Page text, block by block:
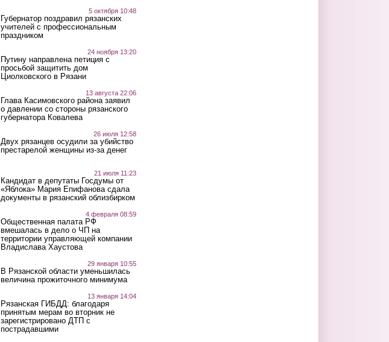
5 октября 10:48
Губернатор поздравил рязанских
учителей с профессиональным
праздником
24 ноября 13:20
Путину направлена петиция с
просьбой защитить дом
Циолковского в Рязани
13 августа 22:06
Глава Касимовского района заявил
о давлении со стороны рязанского
губернатора Ковалева
26 июля 12:58
Двух рязанцев осудили за убийство
престарелой женщины из-за денег
21 июля 11:23
Кандидат в депутаты Госдумы от
«Яблока» Мария Епифанова сдала
документы в рязанский облизбирком
4 февраля 08:59
Общественная палата РФ
вмешалась в дело о ЧП на
территории управляющей компании
Владислава Хаустова
29 января 10:55
В Рязанской области уменьшилась
величина прожиточного минимума
13 января 14:04
Рязанская ГИБДД: благодаря
принятым мерам во вторник не
зарегистрировано ДТП с
пострадавшими